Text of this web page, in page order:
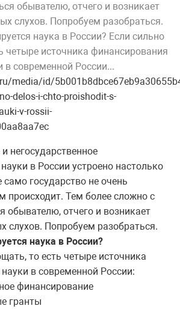
обывателю, отчего и возникает
слухов. Попробуем разобраться.
наука в России? Если сильно
четыре источника финансирования
в современной России...
media/id/
delos-i-chto-proishodit-s-
v-rossii-
негосударственное
в России устроено настолько
государство не очень
происходит. Тем более сложно с
обывателю, отчего и возникает
слухов. Попробуем разобраться.
наука в России?
то есть четыре источника
в современной России:
финансирование
гранты